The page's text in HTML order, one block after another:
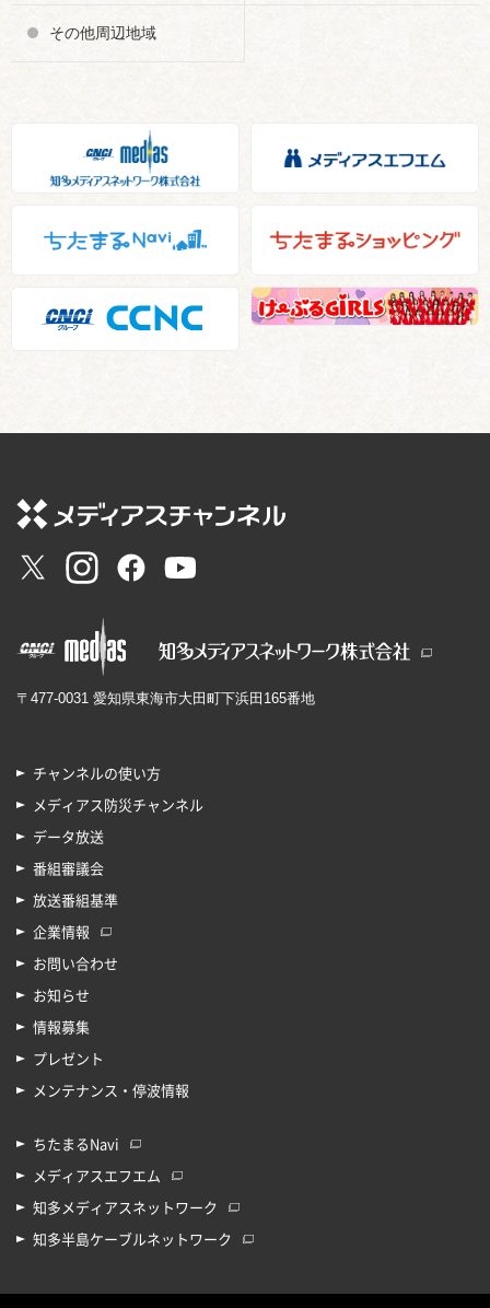
その他周辺地域
〒477-0031 愛知県東海市大田町下浜田165番地
チャンネルの使い方
メディアス防災チャンネル
データ放送
番組審議会
放送番組基準
企業情報
お問い合わせ
お知らせ
情報募集
プレゼント
メンテナンス・停波情報
ちたまるNavi
メディアスエフエム
知多メディアスネットワーク
知多半島ケーブルネットワーク